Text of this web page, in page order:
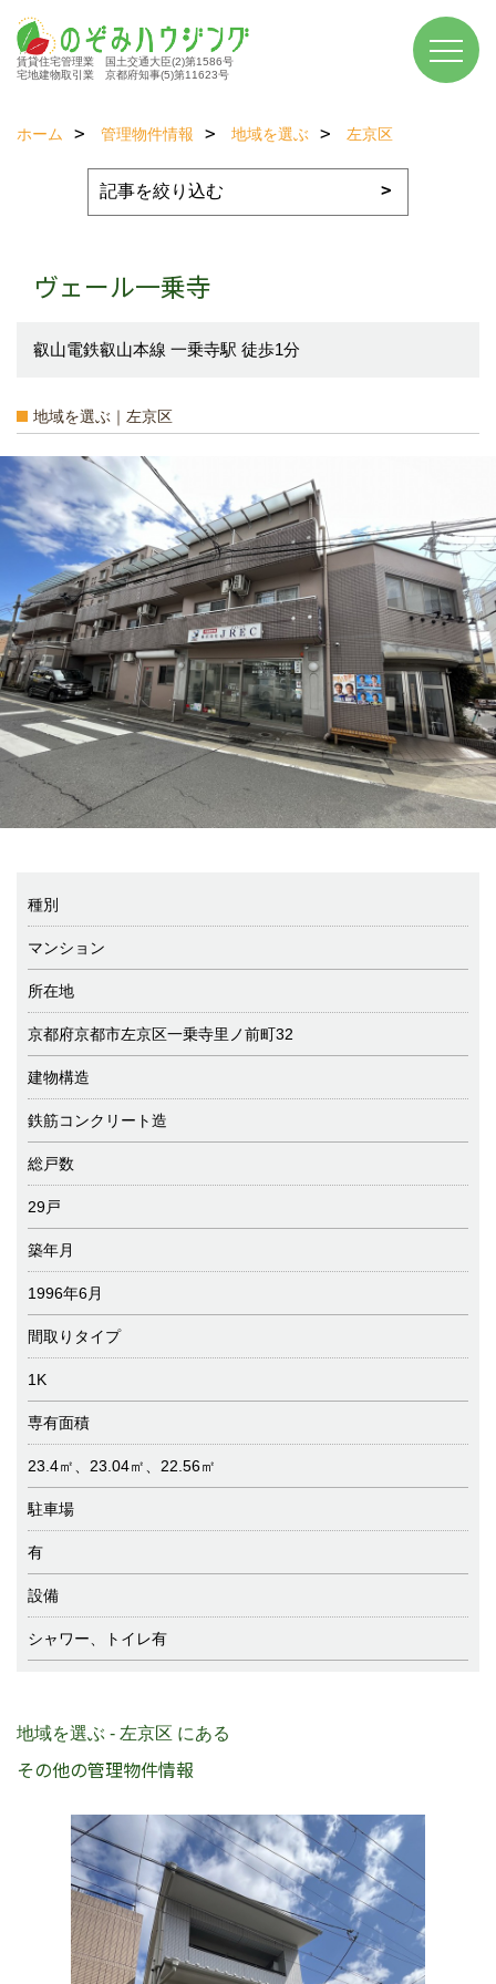
賃貸住宅管理業 国土交通大臣(2)第1586号
宅地建物取引業 京都府知事(5)第11623号
ホーム 管理物件情報 地域を選ぶ 左京区
ヴェール一乗寺
叡山電鉄叡山本線 一乗寺駅 徒歩1分
地域を選ぶ｜左京区
種別
マンション
所在地
京都府京都市左京区一乗寺里ノ前町32
建物構造
鉄筋コンクリート造
総戸数
29戸
築年月
1996年6月
間取りタイプ
1K
専有面積
23.4㎡、23.04㎡、22.56㎡
駐車場
有
設備
シャワー、トイレ有
地域を選ぶ - 左京区 にある
その他の管理物件情報